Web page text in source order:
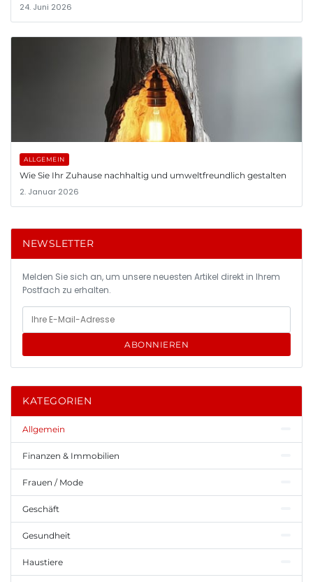
24. Juni 2026
ALLGEMEIN
Wie Sie Ihr Zuhause nachhaltig und umweltfreundlich gestalten
2. Januar 2026
NEWSLETTER
Melden Sie sich an, um unsere neuesten Artikel direkt in Ihrem
Postfach zu erhalten.
ABONNIEREN
KATEGORIEN
Allgemein
Finanzen & Immobilien
Frauen / Mode
Geschäft
Gesundheit
Haustiere